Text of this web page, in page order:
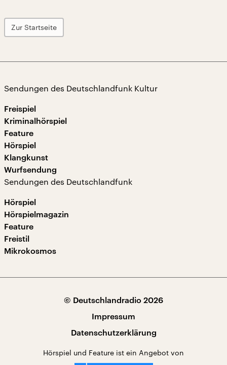
Zur Startseite
Sendungen des Deutschlandfunk Kultur
Freispiel
Kriminalhörspiel
Feature
Hörspiel
Klangkunst
Wurfsendung
Sendungen des Deutschlandfunk
Hörspiel
Hörspielmagazin
Feature
Freistil
Mikrokosmos
© Deutschlandradio 2026
Impressum
Datenschutzerklärung
Hörspiel und Feature ist ein Angebot von